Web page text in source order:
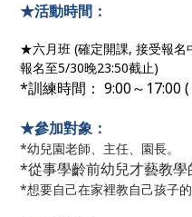
★活動時間：
★六月班 (確定開課, 接受報
報名至5/30晚23:50截止)
*訓練時間： 9:00～17:00
★參加對象：
*幼兒園老師、主任、園長。
*從事學齡前幼兒才藝教學
*想要自己在家裡教自己孩子的